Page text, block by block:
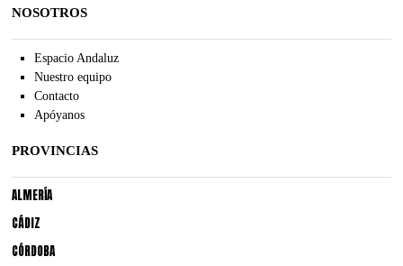
NOSOTROS
Espacio Andaluz
Nuestro equipo
Contacto
Apóyanos
PROVINCIAS
ALMERÍA
CÁDIZ
CÓRDOBA